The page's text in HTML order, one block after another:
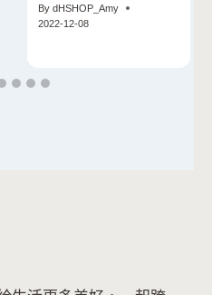
By dHSHOP_Amy
2022-12-08